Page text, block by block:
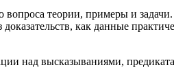
вопроса теории, примеры и
как данные
над высказываниями,